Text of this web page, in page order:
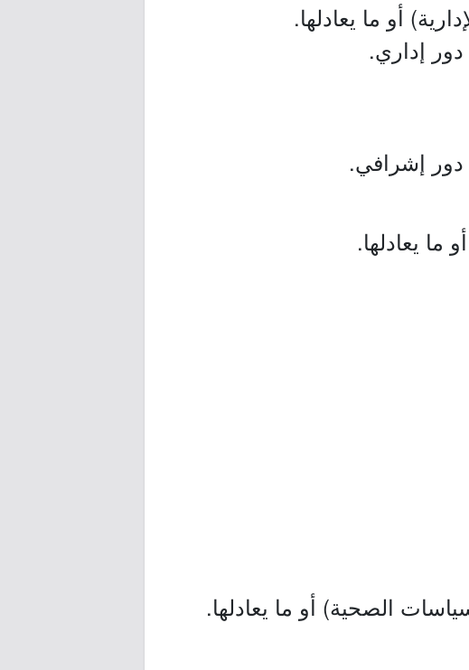
أو ما يعادلها.
يعادلها.
الصحية) أو ما يعادلها.